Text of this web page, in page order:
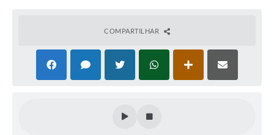
Audiências Públicas
COMPARTILHAR